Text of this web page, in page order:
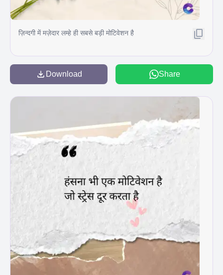
ज़िन्दगी में मज़ेदार लम्हे ही सबसे बड़ी मोटिवेशन है
Download Share